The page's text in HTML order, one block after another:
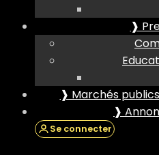
❱
❱ Marchés
❱
Se connecter